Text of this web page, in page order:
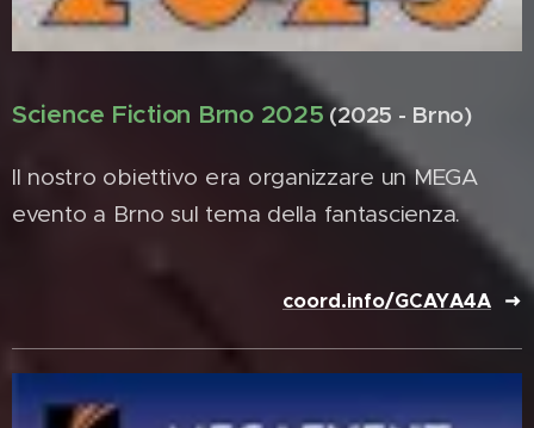
Science Fiction Brno 2025 (2025 - Brno)
Il nostro obiettivo era organizzare un MEGA
evento a Brno sul tema della fantascienza.
coord.info/GCAYA4A